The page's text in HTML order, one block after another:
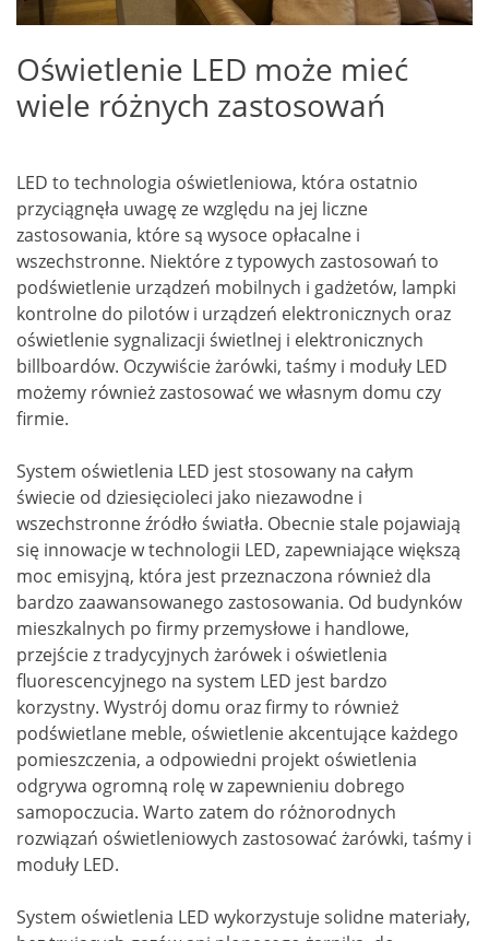
Oświetlenie LED może mieć
wiele różnych zastosowań
LED to technologia oświetleniowa, która ostatnio
przyciągnęła uwagę ze względu na jej liczne
zastosowania, które są wysoce opłacalne i
wszechstronne. Niektóre z typowych zastosowań to
podświetlenie urządzeń mobilnych i gadżetów, lampki
kontrolne do pilotów i urządzeń elektronicznych oraz
oświetlenie sygnalizacji świetlnej i elektronicznych
billboardów. Oczywiście żarówki, taśmy i moduły LED
możemy również zastosować we własnym domu czy
firmie.
System oświetlenia LED jest stosowany na całym
świecie od dziesięcioleci jako niezawodne i
wszechstronne źródło światła. Obecnie stale pojawiają
się innowacje w technologii LED, zapewniające większą
moc emisyjną, która jest przeznaczona również dla
bardzo zaawansowanego zastosowania. Od budynków
mieszkalnych po firmy przemysłowe i handlowe,
przejście z tradycyjnych żarówek i oświetlenia
fluorescencyjnego na system LED jest bardzo
korzystny. Wystrój domu oraz firmy to również
podświetlane meble, oświetlenie akcentujące każdego
pomieszczenia, a odpowiedni projekt oświetlenia
odgrywa ogromną rolę w zapewnieniu dobrego
samopoczucia. Warto zatem do różnorodnych
rozwiązań oświetleniowych zastosować żarówki, taśmy i
moduły LED.
System oświetlenia LED wykorzystuje solidne materiały,